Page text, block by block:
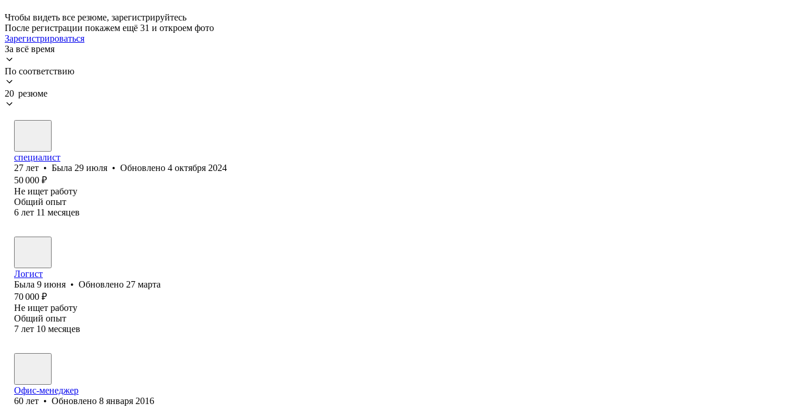
Чтобы видеть все резюме, зарегистрируйтесь
После регистрации покажем ещё 31 и откроем фото
Зарегистрироваться
За всё время
По соответствию
20 резюме
специалист
27 лет • Была 29 июля • Обновлено 4 октября 2024
50 000 ₽
Не ищет работу
Общий опыт
6 лет 11 месяцев
Логист
Была 9 июня • Обновлено 27 марта
70 000 ₽
Не ищет работу
Общий опыт
7 лет 10 месяцев
Офис-менеджер
60 лет • Обновлено 8 января 2016